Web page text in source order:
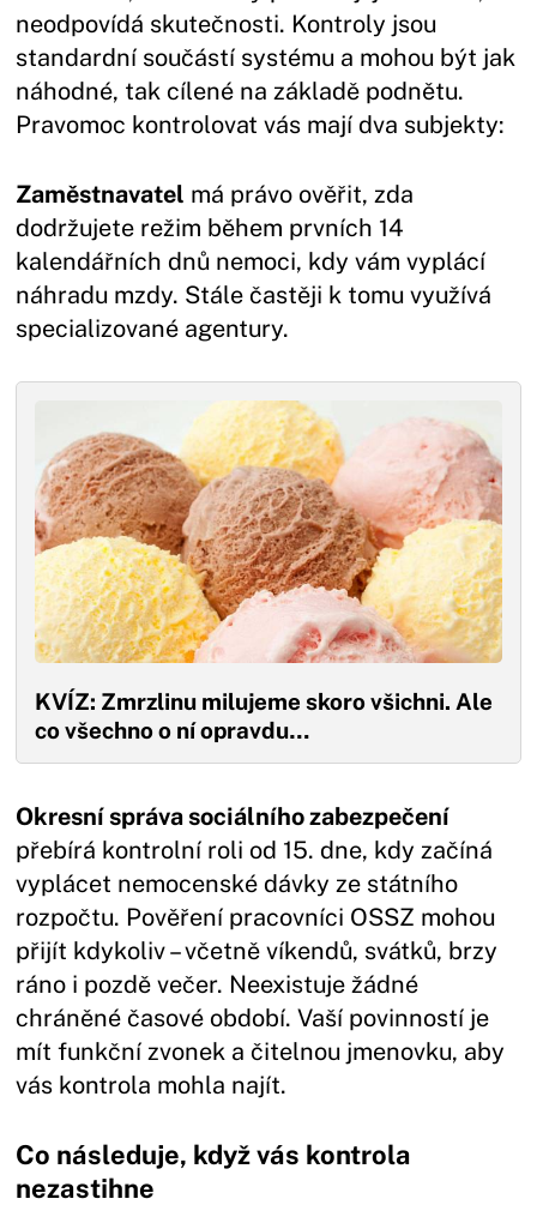
neodpovídá skutečnosti. Kontroly jsou
standardní součástí systému a mohou být jak
náhodné, tak cílené na základě podnětu.
Pravomoc kontrolovat vás mají dva subjekty:
Zaměstnavatel má právo ověřit, zda
dodržujete režim během prvních 14
kalendářních dnů nemoci, kdy vám vyplácí
náhradu mzdy. Stále častěji k tomu využívá
specializované agentury.
KVÍZ: Zmrzlinu milujeme skoro všichni. Ale
co všechno o ní opravdu…
Okresní správa sociálního zabezpečení
přebírá kontrolní roli od 15. dne, kdy začíná
vyplácet nemocenské dávky ze státního
rozpočtu. Pověření pracovníci OSSZ mohou
přijít kdykoliv – včetně víkendů, svátků, brzy
ráno i pozdě večer. Neexistuje žádné
chráněné časové období. Vaší povinností je
mít funkční zvonek a čitelnou jmenovku, aby
vás kontrola mohla najít.
Co následuje, když vás kontrola
nezastihne